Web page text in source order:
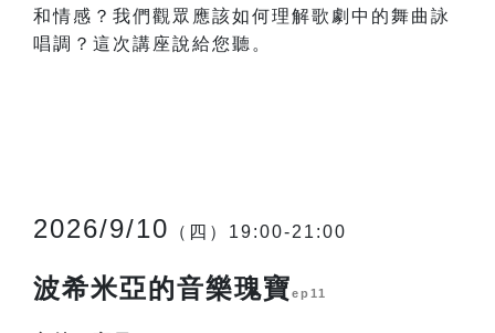
和情感？我們觀眾應該如何理解歌劇中的舞曲詠
唱調？這次講座說給您聽。
2026/9/10 （四）19:00-21:00
波希米亞的音樂瑰寶ep11